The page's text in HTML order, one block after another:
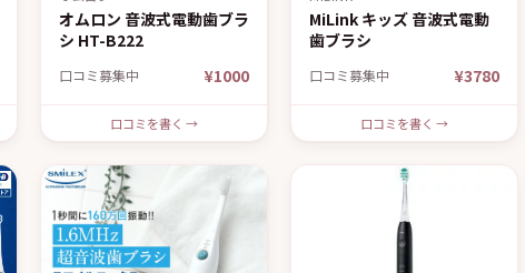
オムロン 音波式電動歯ブラ
シ HT-B222
口コミ募集中 ¥1000
口コミを書く →
MiLink キッズ 音波式電動
歯ブラシ
口コミ募集中 ¥3780
口コミを書く →